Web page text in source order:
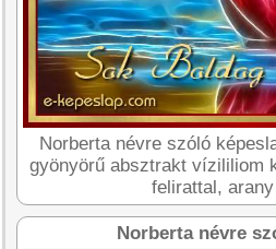
Norberta névre szóló
gyönyörű absztrakt vízililiom
felirattal,
Norberta névre